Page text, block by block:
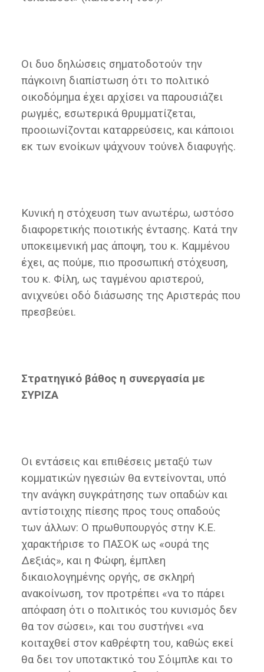
Οι δυο δηλώσεις σηματοδοτούν την
πάγκοινη διαπίστωση ότι το πολιτικό
οικοδόμημα έχει αρχίσει να παρουσιάζει
ρωγμές, εσωτερικά θρυμματίζεται,
προοιωνίζονται καταρρεύσεις, και κάποιοι
εκ των ενοίκων ψάχνουν τούνελ διαφυγής.
Κυνική η στόχευση των ανωτέρω, ωστόσο
διαφορετικής ποιοτικής έντασης. Κατά την
υποκειμενική μας άποψη, του κ. Καμμένου
έχει, ας πούμε, πιο προσωπική στόχευση,
του κ. Φίλη, ως ταγμένου αριστερού,
ανιχνεύει οδό διάσωσης της Αριστεράς που
πρεσβεύει.
Στρατηγικό βάθος η συνεργασία με
ΣΥΡΙΖΑ
Οι εντάσεις και επιθέσεις μεταξύ των
κομματικών ηγεσιών θα εντείνονται, υπό
την ανάγκη συγκράτησης των οπαδών και
αντίστοιχης πίεσης προς τους οπαδούς
των άλλων: Ο πρωθυπουργός στην Κ.Ε.
χαρακτήρισε το ΠΑΣΟΚ ως «ουρά της
Δεξιάς», και η Φώφη, έμπλεη
δικαιολογημένης οργής, σε σκληρή
ανακοίνωση, τον προτρέπει «να το πάρει
απόφαση ότι ο πολιτικός του κυνισμός δεν
θα τον σώσει», και του συστήνει «να
κοιταχθεί στον καθρέφτη του, καθώς εκεί
θα δει τον υποτακτικό του Σόιμπλε και το